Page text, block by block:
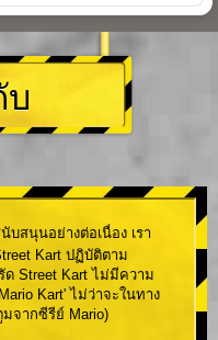
บ
สนุนอย่างต่อเนื่อง เรา
Kart ปฏิบัติตาม
Street Kart ไม่มีความ
Kart' ไม่ว่าจะในทาง
จากซีรีย์ Mario)